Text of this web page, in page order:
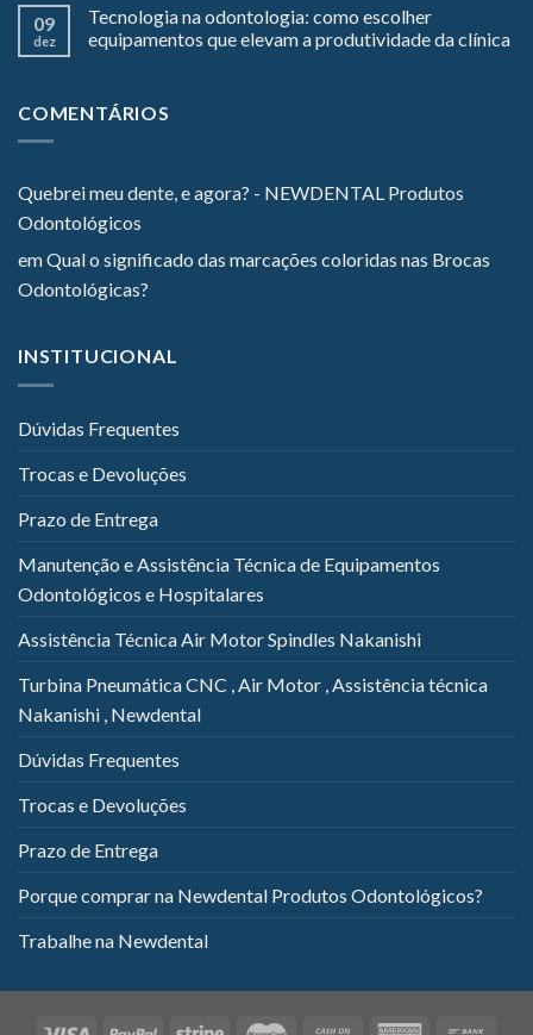
09
dez
Tecnologia na odontologia: como escolher
equipamentos que elevam a produtividade da clínica
COMENTÁRIOS
Quebrei meu dente, e agora? - NEWDENTAL Produtos
Odontológicos
emQual o significado das marcações coloridas nas Brocas
Odontológicas?
INSTITUCIONAL
Dúvidas Frequentes
Trocas e Devoluções
Prazo de Entrega
Manutenção e Assistência Técnica de Equipamentos
Odontológicos e Hospitalares
Assistência Técnica Air Motor Spindles Nakanishi
Turbina Pneumática CNC , Air Motor , Assistência técnica
Nakanishi , Newdental
Dúvidas Frequentes
Trocas e Devoluções
Prazo de Entrega
Porque comprar na Newdental Produtos Odontológicos?
Trabalhe na Newdental